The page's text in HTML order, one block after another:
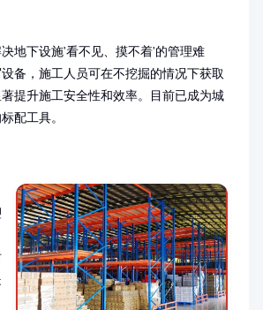
地下设施'看不见、摸不着'的管理难
备，施工人员可在不挖掘的情况下获取
提升施工安全性和效率。目前已成为城
配工具。